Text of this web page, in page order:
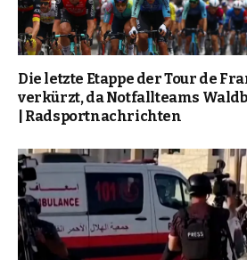
Die letzte Etappe der Tour de
verkürzt, da Notfallteams
| Radsportnachrichten